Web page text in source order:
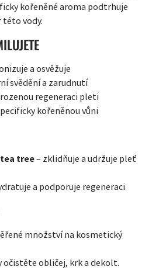
kořeněné aroma podtrhuje
této vody.
a osvěžuje
svědění a zarudnutí
regeneraci pleti
kořeněnou vůni
tree– zklidňuje a udržuje pleť
a podporuje regeneraci
množství na kosmetický
očistěte obličej, krk a dekolt.